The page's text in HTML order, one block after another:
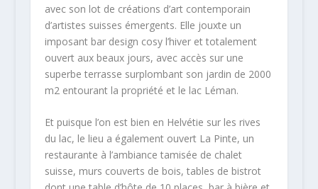
avec son lot de créations d’art contemporain
d’artistes suisses émergents. Elle jouxte un
imposant bar design cosy l’hiver et totalement
ouvert aux beaux jours, avec accès sur une
superbe terrasse surplombant son jardin de 2000
m2 entourant la propriété et le lac Léman.
Et puisque l’on est bien en Helvétie sur les rives
du lac, le lieu a également ouvert La Pinte, un
restaurante à l’ambiance tamisée de chalet
suisse, murs couverts de bois, tables de bistrot